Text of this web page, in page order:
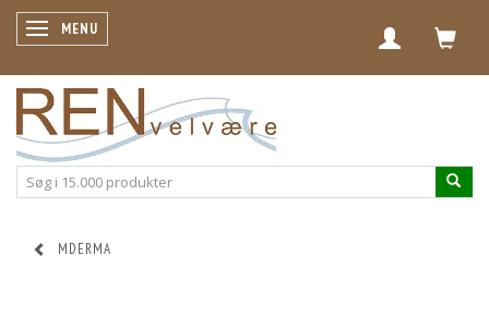
SKIFTE NAVIGATION
MENU
MDERMA